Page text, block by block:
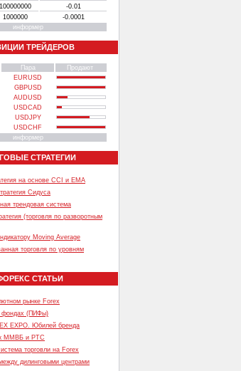
100000000
-0.01
1000000
-0.0001
информер
ТРЕЙДЕРОВ
Пара
Продают
EURUSD
GBPUSD
AUDUSD
USDCAD
USDJPY
USDCHF
информер
СТРАТЕГИИ
на основе CCI и EMA
Сидуса
трендовая система
(торговля по разворотным
Moving Average
торговля по уровням
СТАТЬИ
рынке Forex
фондах (ПИФы)
EXPO. Юбилей бренда
ММВБ и РТС
торговли на Forex
дилинговыми центрами